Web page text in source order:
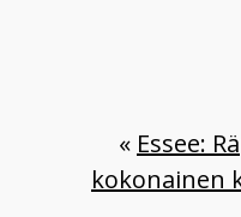
« Essee:
kokonainen